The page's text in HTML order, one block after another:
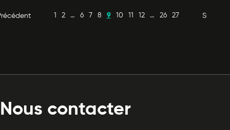
1 2 … 6 7 8 9 10 11 12 … 26 27 Suivant
Nous contacter